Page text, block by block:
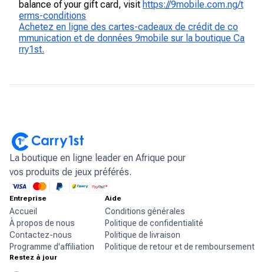
balance of your gift card, visit https://9mobile.com.ng/t
erms-conditions
Achetez en ligne des cartes-cadeaux de crédit de co
mmunication et de données 9mobile sur la boutique Ca
rry1st.
La boutique en ligne leader en Afrique pour
vos produits de jeux préférés.
Entreprise
Accueil
À propos de nous
Contactez-nous
Programme d'affiliation
Aide
Conditions générales
Politique de confidentialité
Politique de livraison
Politique de retour et de remboursement
Restez à jour